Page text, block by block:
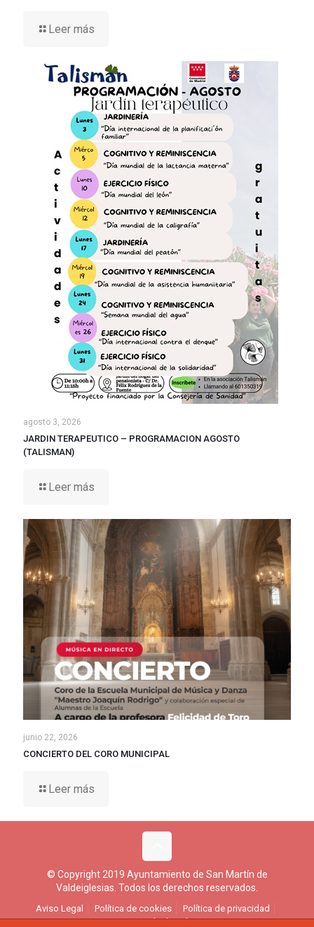
Leer más
agosto 3, 2026
JARDIN TERAPEUTICO – PROGRAMACION AGOSTO
(TALISMAN)
Leer más
junio 22, 2026
CONCIERTO DEL CORO MUNICIPAL
Leer más
© Copyright 2019 Ayuntamiento de San Martín de
Valdeiglesias. Todos los derechos reservados.
Aviso Legal Política de cookies
Política de privacidad
Ejercicio de derechos